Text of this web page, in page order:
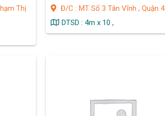
Thị
Đ/C : MT Số 3 Tân Vĩnh , Quận 4
DTSD : 4m x 10 ,